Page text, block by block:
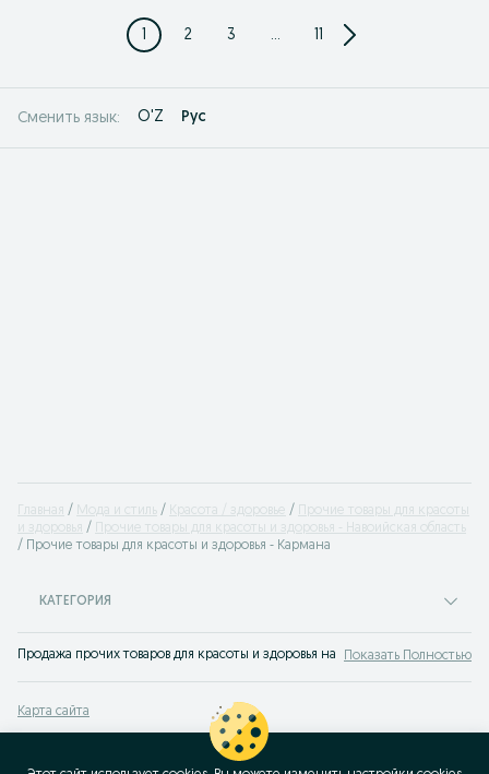
1 2 3 ... 11
Сменить язык: O'Z Рус
Главная Мода и стиль Красота / здоровье
Прочие товары для красоты
и здоровья
Прочие товары для красоты и здоровья - Навоийская область
Прочие товары для красоты и здоровья - Кармана
КАТЕГОРИЯ
Продажа прочих товаров для красоты и здоровья на доске объявлений
Показать Полностью
Карта сайта
Карта бизнес-страницы